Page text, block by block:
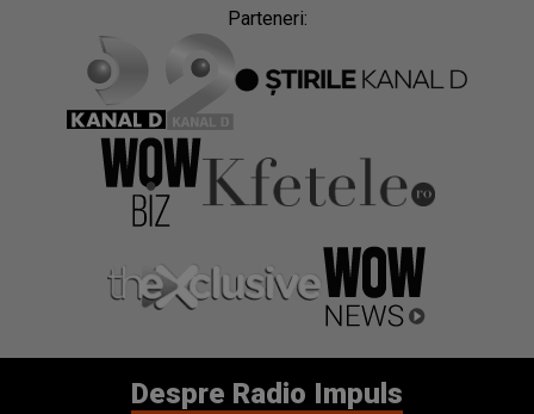
Parteneri:
Despre Radio Impuls